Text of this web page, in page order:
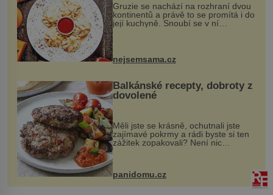
Gruzie se nachází na rozhraní dvou
kontinentů a právě to se promítá i do
její kuchyně. Snoubí se v ní
evropské a asijské chutě a díky tomu
vznikají rozmanité a chuťově bohaté
pokrmy, které rozhodně st...
nejsemsama.cz
Balkánské recepty, dobroty z
dovolené
Měli jste se krásně, ochutnali jste
zajímavé pokrmy a rádi byste si ten
zážitek zopakovali? Není nic
snazšího. Pljeskavica (10 porcí)
Možná jste ji ochutnali na dovolené v
panidomu.cz